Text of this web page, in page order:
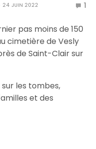
24 JUIN 2022 1
pas moins de 150
cimetière de Vesly
de Saint-Clair sur
les tombes,
et des